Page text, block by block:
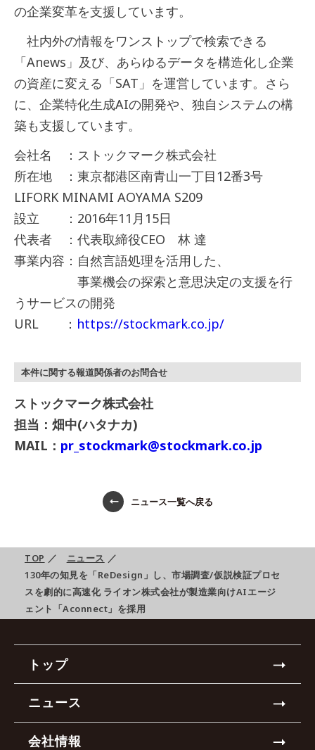
の企業変革を支援しています。
社内外の情報をワンストップで検索できる
「Anews」及び、あらゆるデータを構造化し企業
の資産に変える「SAT」を運営しています。さら
に、企業特化生成AIの開発や、独自システムの構
築も支援しています。
会社名 ：ストックマーク株式会社
所在地 ：東京都港区南青山一丁目12番3号
LIFORK MINAMI AOYAMA S209
設立 ：2016年11月15日
代表者 ：代表取締役CEO 林 達
事業内容：自然言語処理を活用した、
事業機会の探索と意思決定の支援を行
うサービスの開発
URL ： https://stockmark.co.jp/
本件に関する報道関係者のお問合せ
ストックマーク株式会社
担当：畑中(ハタナカ)
MAIL： pr_stockmark@stockmark.co.jp
ニュース一覧へ戻る
TOP ／ ニュース ／
130年の知見を「ReDesign」し、市場調査/仮説検証プロセ
スを劇的に高速化 ライオン株式会社が製造業向けAIエージ
ェント「Aconnect」を採用
トップ
ニュース
会社情報